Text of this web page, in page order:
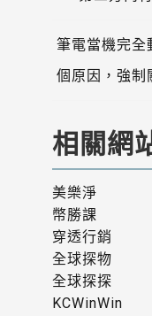
筆電當機完全
個原因，強制
相關網
美樂淨
幣勝課
穿透行銷
全球探物
全球探探
KCWinWin